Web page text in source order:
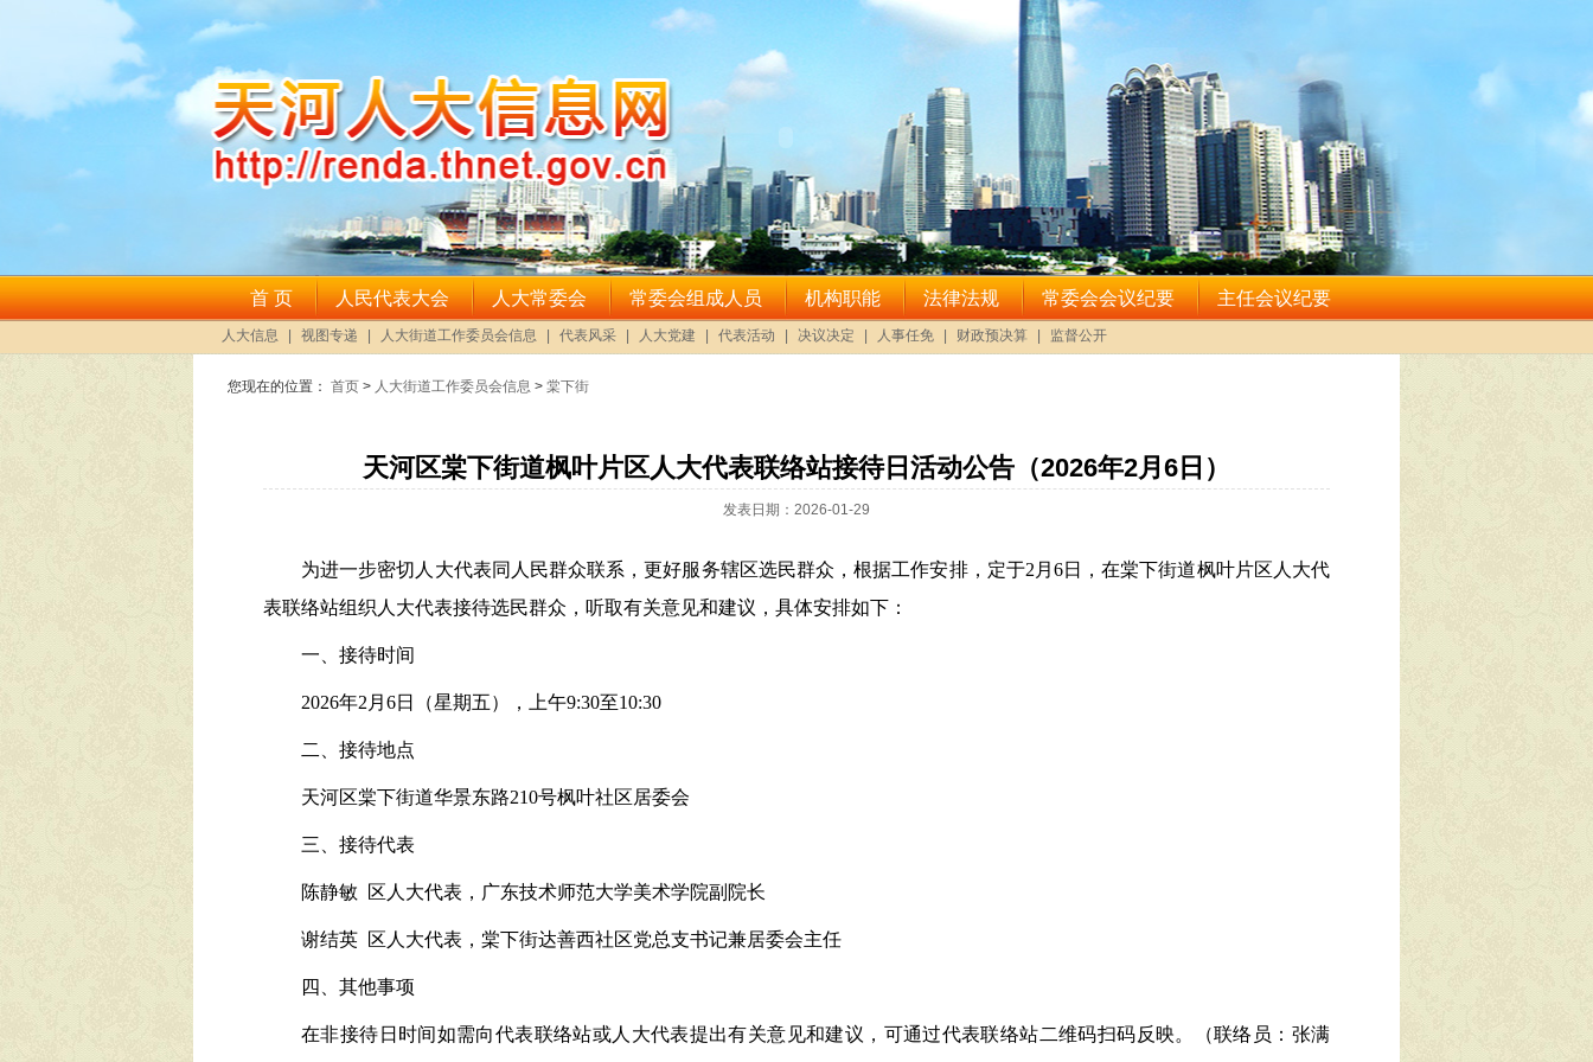
您现在的位置： 首页 > 人大街道工作委员会信息 > 棠下街
天河区棠下街道枫叶片区人大代表联络站接待日活动公告（2026年2月6日）
发表日期：2026-01-29
为进一步密切人大代表同人民群众联系，更好服务辖区选民群众，根据工作安排，定于2月6日，在棠下街道枫叶片区人大代
表联络站组织人大代表接待选民群众，听取有关意见和建议，具体安排如下：
一、接待时间
2026年2月6日（星期五），上午9:30至10:30
二、接待地点
天河区棠下街道华景东路210号枫叶社区居委会
三、接待代表
陈静敏 区人大代表，广东技术师范大学美术学院副院长
谢结英 区人大代表，棠下街达善西社区党总支书记兼居委会主任
四、其他事项
在非接待日时间如需向代表联络站或人大代表提出有关意见和建议，可通过代表联络站二维码扫码反映。（联络员：张满